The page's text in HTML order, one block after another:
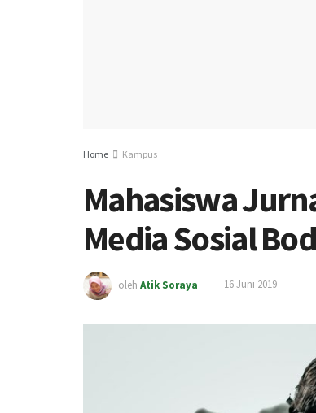
Home Kampus
Mahasiswa
Media Sosial
oleh Atik Soraya 16 Juni 2019